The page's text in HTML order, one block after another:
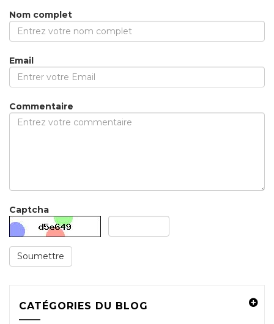
Nom complet
Email
Commentaire
Captcha
Soumettre
CATÉGORIES DU BLOG